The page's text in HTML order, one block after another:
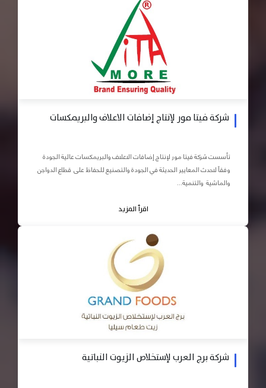
شركة فيتا مور لإنتاج إضافات الاعلاف والبريمكسات
تأسست شركة فيتا مور لإنتاج إضافات الاعلاف والبريمكسات عالية الجودة
وفقاً لاحدث المعايير الحديثة في الجودة والتصنيع للحفاظ على قطاع الدواجن
والماشية والتنمية...
اقرأ المزيد
شركة برج العرب لإستخلاص الزيوت النباتية